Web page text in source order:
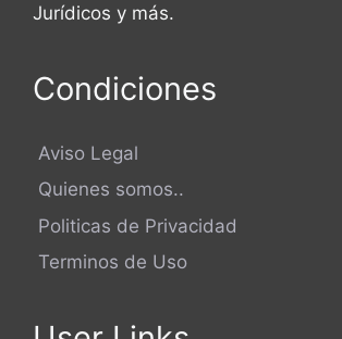
Jurídicos y más.
Condiciones
Aviso Legal
Quienes somos..
Politicas de Privacidad
Terminos de Uso